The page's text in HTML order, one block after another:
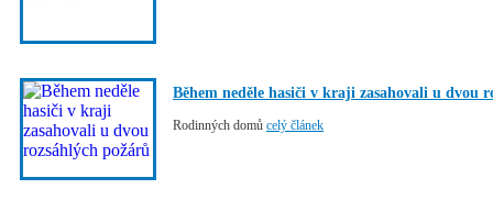
Během neděle hasiči v kraji zasahovali u dvou
Rodinných domů celý článek